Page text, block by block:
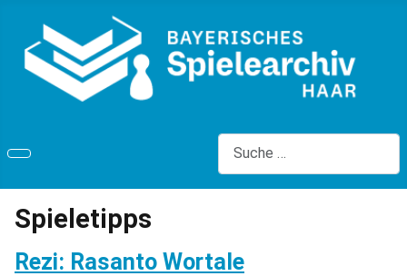
Suchen
Spieletipps
Rezi: Rasanto Wortale